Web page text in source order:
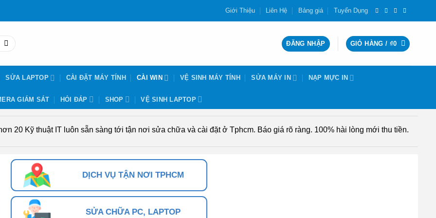
Giới Thiệu Liên Hệ Bảng giá Tuyển Dụng
ĐĂNG NHẬP GIỎ HÀNG / ₫0
SỬA LAPTOP CÀI ĐẶT MÁY TÍNH CÀI WIN VỆ SINH MÁY TÍNH SỬA MÁY IN NẠP MỰC IN
GIÁM SÁT HỎI ĐÁP SHOP VỆ SINH LAPTOP
20 Kỹ thuật IT luôn sẵn sàng tới tận nơi sửa chữa và cài đặt ở Tphcm. Báo giá rõ ràng. 100% hài lòng mới thu tiền.
DỊCH VỤ TẬN NƠI TPHCM
SỬA CHỮA PC, LAPTOP